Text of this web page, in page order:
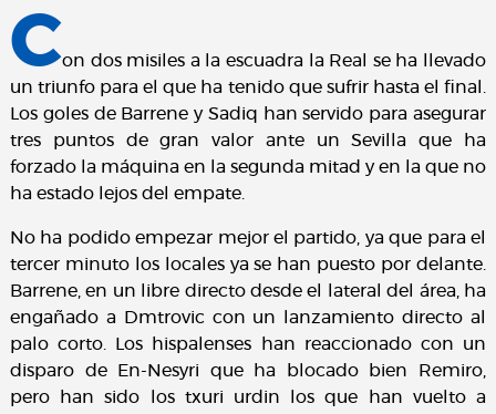
Con dos misiles a la escuadra la Real se ha llevado
un triunfo para el que ha tenido que sufrir hasta el final.
Los goles de Barrene y Sadiq han servido para asegurar
tres puntos de gran valor ante un Sevilla que ha
forzado la máquina en la segunda mitad y en la que no
ha estado lejos del empate.
No ha podido empezar mejor el partido, ya que para el
tercer minuto los locales ya se han puesto por delante.
Barrene, en un libre directo desde el lateral del área, ha
engañado a Dmtrovic con un lanzamiento directo al
palo corto. Los hispalenses han reaccionado con un
disparo de En-Nesyri que ha blocado bien Remiro,
pero han sido los txuri urdin los que han vuelto a